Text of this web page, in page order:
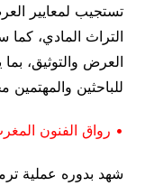
تستجيب لمعايير
التراث المادي،
العرض والتوثيق، بما
للباحثين والمهتمين
• رواق الفنون
شهد بدوره عملية